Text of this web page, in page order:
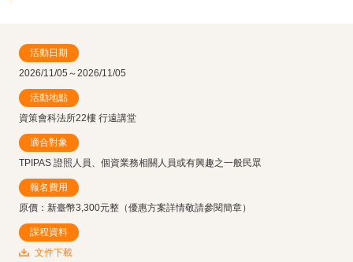
活動日期
2026/11/05～2026/11/05
活動地點
資策會科法所22樓 行遠講堂
適合對象
TPIPAS 證照人員、個資業務相關人員或有興趣之一般民眾
報名費用
原價：新臺幣3,300元整（優惠方案詳情敬請參閱簡章）
課程資料
文件下載